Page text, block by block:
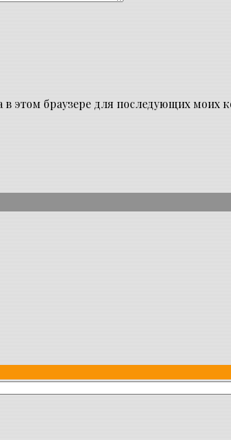
в этом браузере для последующих моих